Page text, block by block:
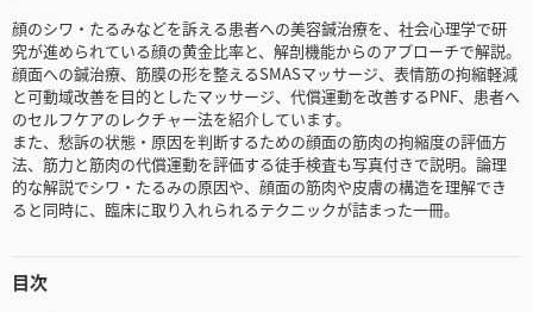
顔のシワ・たるみなどを訴える患者への美容鍼治療を、社会心理学で研
究が進められている顔の黄金比率と、解剖機能からのアプローチで解説。
顔面への鍼治療、筋膜の形を整えるSMASマッサージ、表情筋の拘縮軽減
と可動域改善を目的としたマッサージ、代償運動を改善するPNF、患者へ
のセルフケアのレクチャー法を紹介しています。
また、愁訴の状態・原因を判断するための顔面の筋肉の拘縮度の評価方
法、筋力と筋肉の代償運動を評価する徒手検査も写真付きで説明。論理
的な解説でシワ・たるみの原因や、顔面の筋肉や皮膚の構造を理解でき
ると同時に、臨床に取り入れられるテクニックが詰まった一冊。
目次